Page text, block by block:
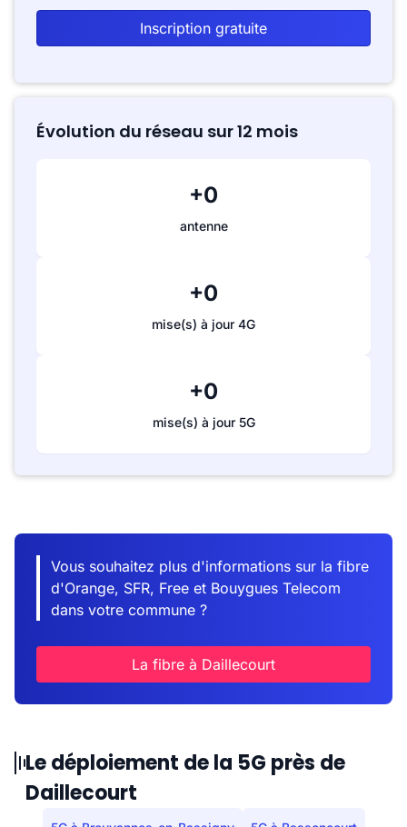
Inscription gratuite
Évolution du réseau sur 12 mois
+0
antenne
+0
mise(s) à jour 4G
+0
mise(s) à jour 5G
Vous souhaitez plus d'informations sur la fibre
d'Orange, SFR, Free et Bouygues Telecom
dans votre commune ?
La fibre à Daillecourt
Le déploiement de la 5G près de
Daillecourt